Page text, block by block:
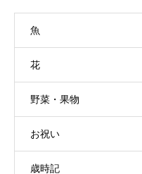
魚
花
野菜・果物
お祝い
歳時記